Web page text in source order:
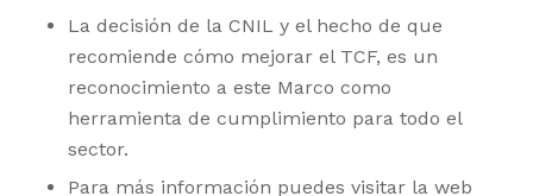
La decisión de la CNIL y el hecho de que
recomiende cómo mejorar el TCF, es un
reconocimiento a este Marco como
herramienta de cumplimiento para todo el
sector.
Para más información puedes visitar la web